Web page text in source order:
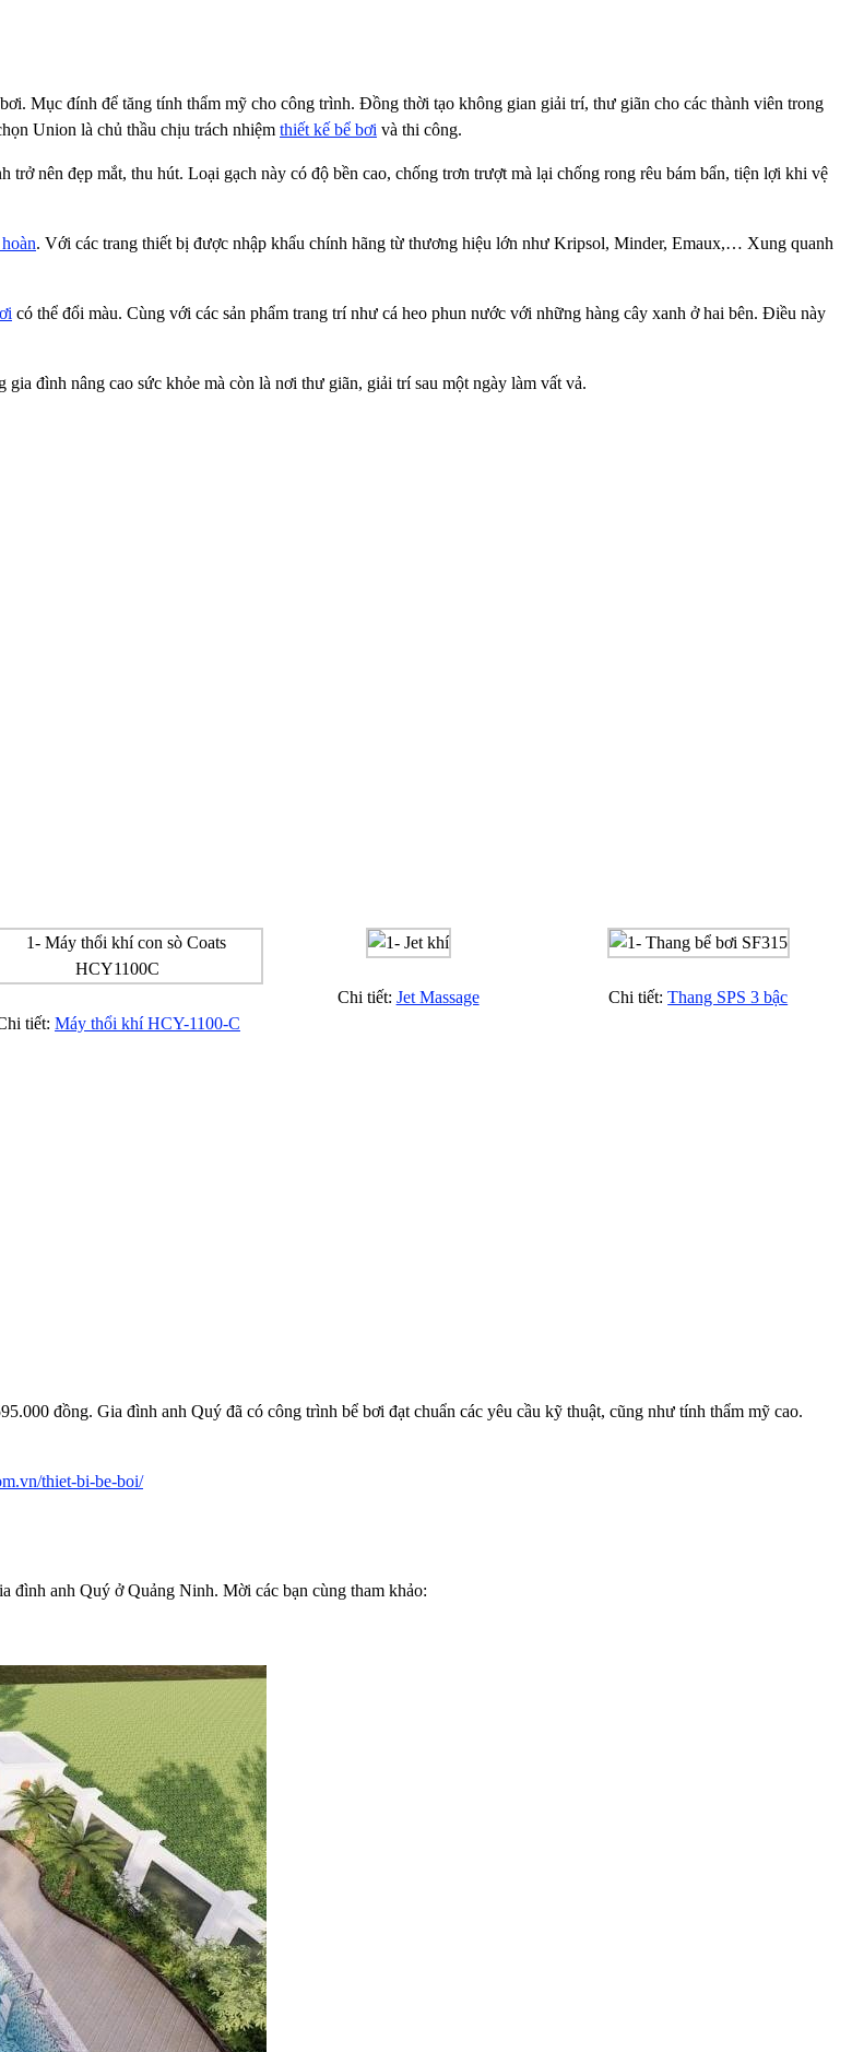
Mục đính để tăng tính thẩm mỹ cho công trình. Đồng thời tạo không gian giải trí, thư giãn cho các thành viên trong
Union là chủ thầu chịu trách nhiệm thiết kế bể bơi và thi công.
nên đẹp mắt, thu hút. Loại gạch này có độ bền cao, chống trơn trượt mà lại chống rong rêu bám bẩn, tiện lợi khi vệ
. Với các trang thiết bị được nhập khẩu chính hãng từ thương hiệu lớn như Kripsol, Minder, Emaux,… Xung quanh
có thể đổi màu. Cùng với các sản phẩm trang trí như cá heo phun nước với những hàng cây xanh ở hai bên. Điều này
đình nâng cao sức khỏe mà còn là nơi thư giãn, giải trí sau một ngày làm vất vả.
tiết: Máy thổi khí HCY-1100-C
Chi tiết: Jet Massage Chi tiết:Thang SPS 3 bậc
đồng. Gia đình anh Quý đã có công trình bể bơi đạt chuẩn các yêu cầu kỹ thuật, cũng như tính thẩm mỹ cao.
thiet-bi-be-boi/
đình anh Quý ở Quảng Ninh. Mời các bạn cùng tham khảo: